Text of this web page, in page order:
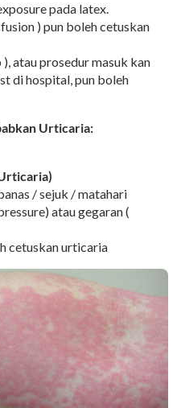
pada latex.
) pun boleh cetuskan
atau prosedur masuk kan
di hospital, pun boleh
Urticaria:
/ sejuk / matahari
atau gegaran (
cetuskan urticaria